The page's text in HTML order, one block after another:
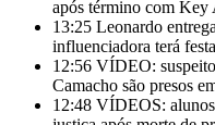
após término com Key
13:25 Leonardo
influenciadora terá
12:56 VÍDEO:
Camacho são presos
12:48 VÍDEOS: alunos